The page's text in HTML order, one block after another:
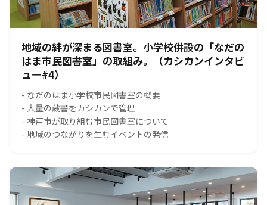
地域の絆が深まる図書室。小学校併設の「なだの
はま市民図書室」の取組み。（カシカンインタビ
ュー#4）
- なだのはま小学校市民図書室の概要
- 大量の蔵書をカシカンで管理
- 神戸市が取り組む市民図書室について
- 地域のつながりを生むイベントの発信